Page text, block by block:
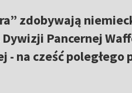
zdobywają
Pancernej
- na cześć poległego